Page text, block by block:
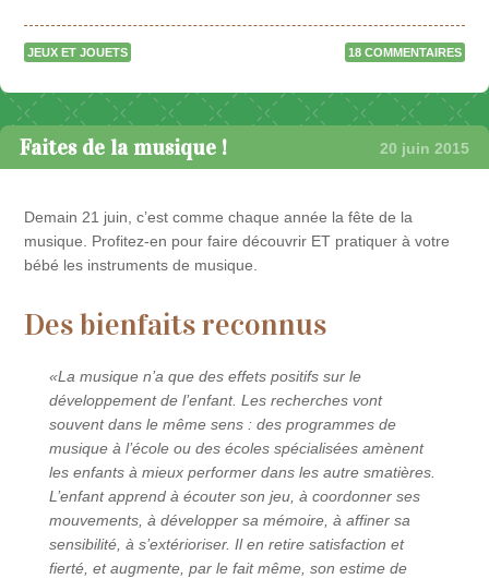
JEUX ET JOUETS 18 COMMENTAIRES
Faites de la musique ! 20 juin 2015
Demain 21 juin, c’est comme chaque année la fête de la
musique. Profitez-en pour faire découvrir ET pratiquer à votre
bébé les instruments de musique.
Des bienfaits reconnus
«La musique n’a que des effets positifs sur le
développement de l’enfant. Les recherches vont
souvent dans le même sens : des programmes de
musique à l’école ou des écoles spécialisées amènent
les enfants à mieux performer dans les autre smatières.
L’enfant apprend à écouter son jeu, à coordonner ses
mouvements, à développer sa mémoire, à affiner sa
sensibilité, à s’extérioriser. Il en retire satisfaction et
fierté, et augmente, par le fait même, son estime de